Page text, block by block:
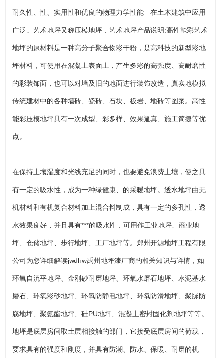
耐久性、性、实用性和优良的物理力学性能，在土木建筑中应用
广泛。艺术地坪又称压模地坪，艺术地坪产品说明:高性能彩艺术
地坪的原材料是一种高分子聚合物彩干粉，是高科技的新型彩地
坪材料，可使用在混凝土表面上，产生多彩的高强度、高耐磨性
的彩装饰面，也可以对墙及旧的地面进行装饰改造，真实地模拟
传统建材中的各种墙砖、瓷砖、石块、板岩、地砖等图案。高性
能彩压模地坪具有一次成型、彩多样、效果逼真、施工简捷等优
点。
在保持土壤湿度和光线充足的同时，也要避免浪费土壤，使之具
有一定的吸水性，成为一种绿健康、的采暖地坪。透水地坪由无
机材料和有机复合材料加上混合料制成，具有一定的多孔性，透
水效果良好，并且具有***的吸水性，可用作工业地坪、商业地
坪、仓储地坪、步行地坪、工厂地坪等。郑州开源地坪工程有限
公司为您详细解读jwdhw禹州地坪漆厂商的相关知识与详情，如
环氧自流平地坪、金刚砂耐磨地坪、环氧水磨石地坪、水泥基水
磨石、环氧彩砂地坪、环氧防静电地坪、环氧防滑地坪、聚脲防
腐地坪、聚氨酯地坪、硅PU地坪、混凝土密封固化剂地坪等等。
地坪是底层房间取土层相接触的部门，它接受底层房间的荷载，
要求具有的强度和刚度，并具有防潮、防水、保暖、耐磨的机